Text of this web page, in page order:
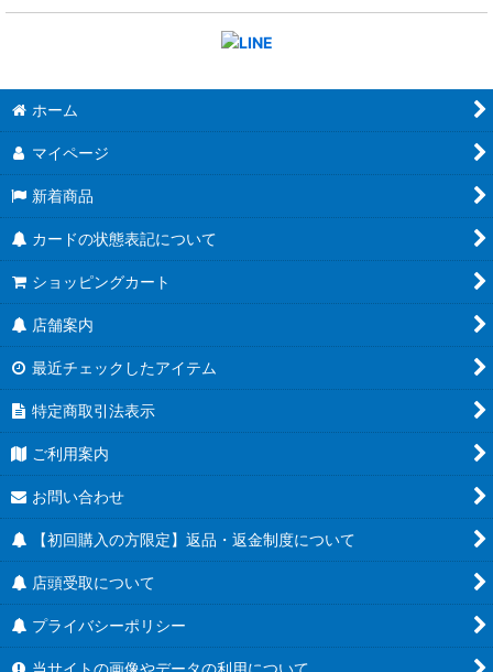
ホーム
マイページ
新着商品
カードの状態表記について
ショッピングカート
店舗案内
最近チェックしたアイテム
特定商取引法表示
ご利用案内
お問い合わせ
【初回購入の方限定】返品・返金制度について
店頭受取について
プライバシーポリシー